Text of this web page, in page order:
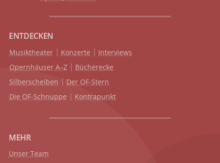
ENTDECKEN
Musiktheater Konzerte
Interviews
Opernhäuser A–Z
Bücherecke
Silberscheiben
Der OF-Stern
Die OF-Schnuppe
Kontrapunkt
MEHR
Unser Team